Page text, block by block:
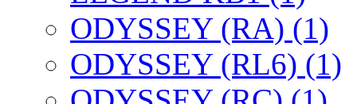
ODYSSEY (RA) (1)
ODYSSEY (RL6) (1)